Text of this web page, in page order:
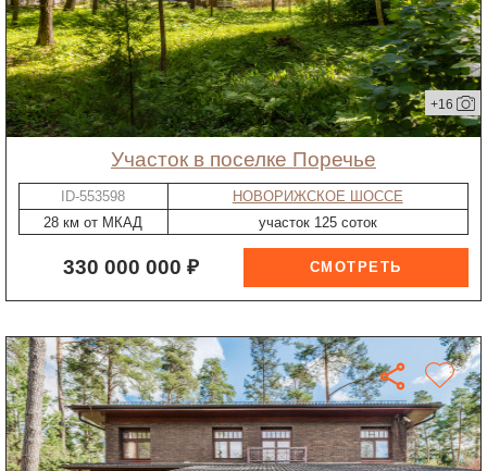
+16
участок в поселке Поречье
ID-553598
НОВОРИЖСКОЕ ШОССЕ
28 км от МКАД
участок 125 соток
330 000 000 ₽